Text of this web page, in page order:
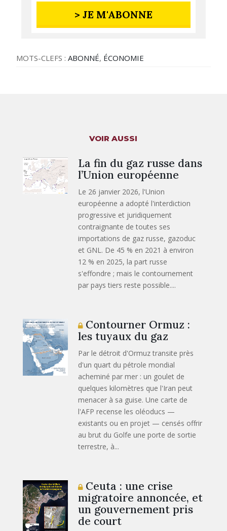
> JE M'ABONNE
MOTS-CLEFS :ABONNÉ, ÉCONOMIE
VOIR AUSSI
La fin du gaz russe dans
l’Union européenne
Le 26 janvier 2026, l'Union
européenne a adopté l'interdiction
progressive et juridiquement
contraignante de toutes ses
importations de gaz russe, gazoduc
et GNL. De 45 % en 2021 à environ
12 % en 2025, la part russe
s'effondre ; mais le contournement
par pays tiers reste possible....
Contourner Ormuz :
les tuyaux du gaz
Par le détroit d'Ormuz transite près
d'un quart du pétrole mondial
acheminé par mer : un goulet de
quelques kilomètres que l'Iran peut
menacer à sa guise. Une carte de
l'AFP recense les oléoducs —
existants ou en projet — censés offrir
au brut du Golfe une porte de sortie
terrestre, à...
Ceuta : une crise
migratoire annoncée, et
un gouvernement pris
de court